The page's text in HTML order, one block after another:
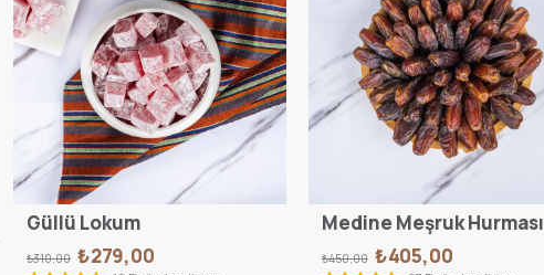
Güllü Lokum
₺310,00 ₺279,00
Medine Meşruk Hurması
₺450,00 ₺405,00